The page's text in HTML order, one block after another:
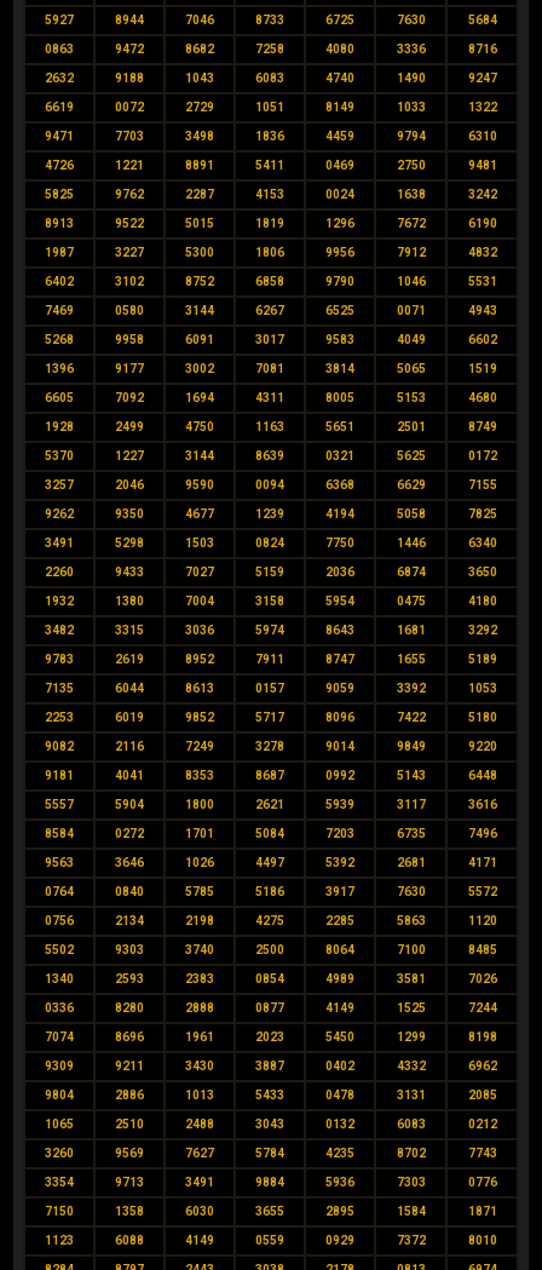
5927 8944 7046 8733 6725 7630 5684
0863 9472 8682 7258 4080 3336 8716
2632 9188 1043 6083 4740 1490 9247
6619 0072 2729 1051 8149 1033 1322
9471 7703 3498 1836 4459 9794 6310
4726 1221 8891 5411 0469 2750 9481
5825 9762 2287 4153 0024 1638 3242
8913 9522 5015 1819 1296 7672 6190
1987 3227 5300 1806 9956 7912 4832
6402 3102 8752 6858 9790 1046 5531
7469 0580 3144 6267 6525 0071 4943
5268 9958 6091 3017 9583 4049 6602
1396 9177 3002 7081 3814 5065 1519
6605 7092 1694 4311 8005 5153 4680
1928 2499 4750 1163 5651 2501 8749
5370 1227 3144 8639 0321 5625 0172
3257 2046 9590 0094 6368 6629 7155
9262 9350 4677 1239 4194 5058 7825
3491 5298 1503 0824 7750 1446 6340
2260 9433 7027 5159 2036 6874 3650
1932 1380 7004 3158 5954 0475 4180
3482 3315 3036 5974 8643 1681 3292
9783 2619 8952 7911 8747 1655 5189
7135 6044 8613 0157 9059 3392 1053
2253 6019 9852 5717 8096 7422 5180
9082 2116 7249 3278 9014 9849 9220
9181 4041 8353 8687 0992 5143 6448
5557 5904 1800 2621 5939 3117 3616
8584 0272 1701 5084 7203 6735 7496
9563 3646 1026 4497 5392 2681 4171
0764 0840 5785 5186 3917 7630 5572
0756 2134 2198 4275 2285 5863 1120
5502 9303 3740 2500 8064 7100 8485
1340 2593 2383 0854 4989 3581 7026
0336 8280 2888 0877 4149 1525 7244
7074 8696 1961 2023 5450 1299 8198
9309 9211 3430 3887 0402 4332 6962
9804 2886 1013 5433 0478 3131 2085
1065 2510 2488 3043 0132 6083 0212
3260 9569 7627 5784 4235 8702 7743
3354 9713 3491 9884 5936 7303 0776
7150 1358 6030 3655 2895 1584 1871
1123 6088 4149 0559 0929 7372 8010